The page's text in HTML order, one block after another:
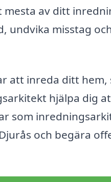
mesta av ditt
undvika misstag
att inreda ditt
hjälpa dig
som
och begära